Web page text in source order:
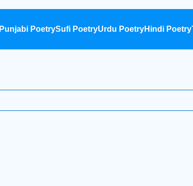
Punjabi PoetrySufi PoetryUrdu PoetryHindi Poetry